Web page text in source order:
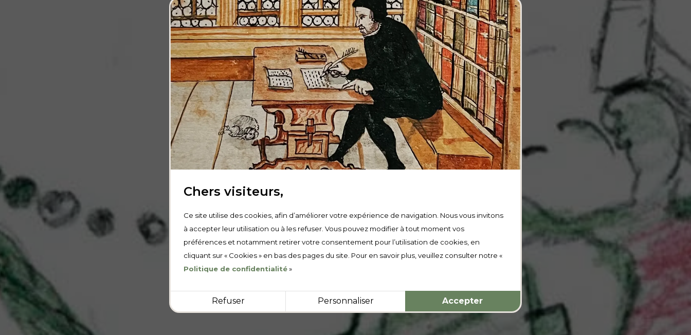
Chers visiteurs,
Ce site utilise des cookies, afin d’améliorer votre expérience de navigation. Nous vous invitons
à accepter leur utilisation ou à les refuser. Vous pouvez modifier à tout moment vos
préférences et notamment retirer votre consentement pour l’utilisation de cookies, en
cliquant sur « Cookies » en bas des pages du site. Pour en savoir plus, veuillez consulter notre «
Politique de confidentialité»
Refuser Personnaliser Accepter